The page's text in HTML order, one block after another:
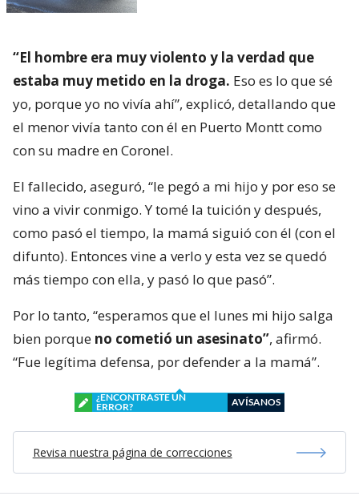
“El hombre era muy violento y la verdad que
estaba muy metido en la droga. Eso es lo que sé
yo, porque yo no vivía ahí”, explicó, detallando que
el menor vivía tanto con él en Puerto Montt como
con su madre en Coronel.
El fallecido, aseguró, “le pegó a mi hijo y por eso se
vino a vivir conmigo. Y tomé la tuición y después,
como pasó el tiempo, la mamá siguió con él (con el
difunto). Entonces vine a verlo y esta vez se quedó
más tiempo con ella, y pasó lo que pasó”.
Por lo tanto, “esperamos que el lunes mi hijo salga
bien porque no cometió un asesinato”, afirmó.
“Fue legítima defensa, por defender a la mamá”.
¿ENCONTRASTE UN
ERROR?
AVÍSANOS
Revisa nuestra página de correcciones